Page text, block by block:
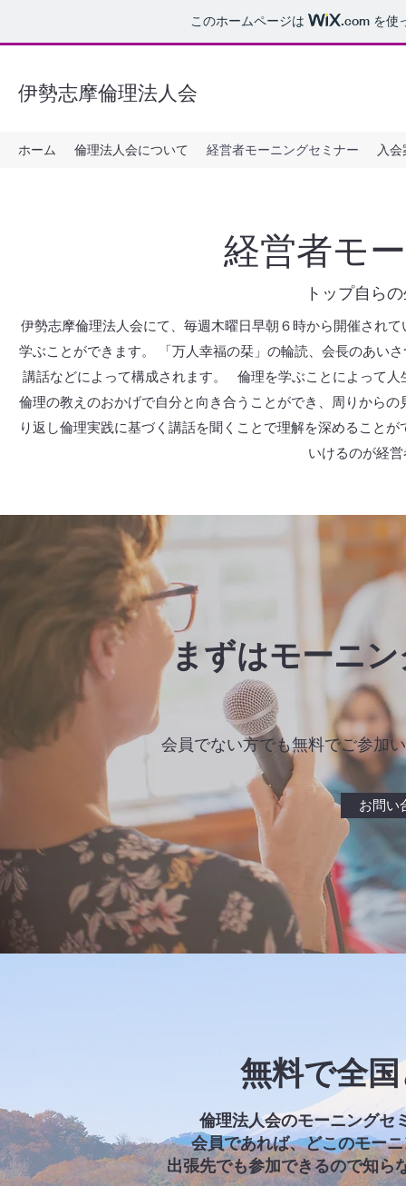
このホームページは .comを使
伊勢志摩倫理法人会
ホーム 倫理法人会について 経営者モーニングセミナー 入
経営者モ
トップ自ら
伊勢志摩倫理法人会にて、毎週木曜日早朝６時から開催され
学ぶことができます。 「万人幸福の栞」の輪読、会長のあい
講話などによって構成されます。 倫理を学ぶことによって
倫理の教えのおかげで自分と向き合うことができ、周りから
り返し倫理実践に基づく講話を聞くことで理解を深めること
いけるのが経
まずはモーニ
会員でない方でも無料でご参加
お問い
無料で全
倫理法人会のモーニングセ
会員であれば、どこのモー
出張先でも参加できるので知ら